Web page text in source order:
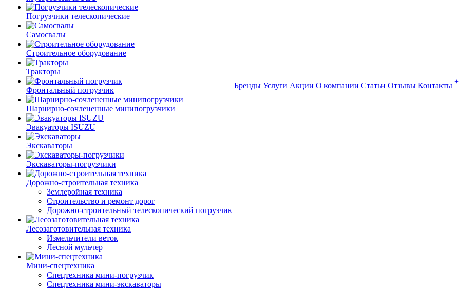
Погрузчики телескопические
Самосвалы
Строительное оборудование
Тракторы
Фронтальный погрузчик
Шарнирно-сочлененные минипогрузчики
Эвакуаторы ISUZU
Экскаваторы
Экскаваторы-погрузчики
Дорожно-строительная техника
Землеройная техника
Строительство и ремонт дорог
Дорожно-строительный телескопический погрузчик
Лесозаготовительная техника
Измельчители веток
Лесной мульчер
Мини-спецтехника
Спецтехника мини-погрузчик
Спецтехника мини-экскаваторы
Бренды Услуги Акции О компании Статьи Отзывы Контакты